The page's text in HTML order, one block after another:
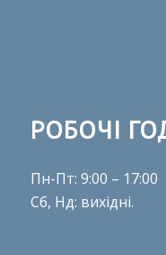
РОБОЧІ
Пн-Пт: 9:00 – 17:00
Сб, Нд: вихідні.